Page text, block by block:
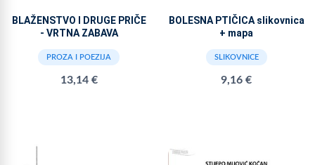
BLAŽENSTVO I DRUGE PRIČE
- VRTNA ZABAVA
PROZA I POEZIJA
13,14 €
BOLESNA PTIČICA slikovnica
+ mapa
SLIKOVNICE
9,16 €